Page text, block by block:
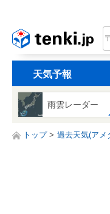
天気予報
雨雲レーダー
トップ 過去天気(アメ